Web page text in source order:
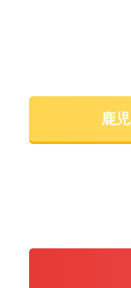
鹿